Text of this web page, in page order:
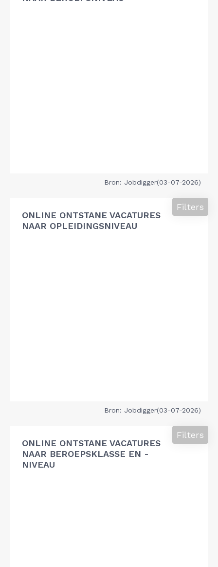
Bron: Jobdigger(03-07-2026)
ONLINE ONTSTANE VACATURES
NAAR OPLEIDINGSNIVEAU
Filters
Bron: Jobdigger(03-07-2026)
ONLINE ONTSTANE VACATURES
NAAR BEROEPSKLASSE EN -
NIVEAU
Filters